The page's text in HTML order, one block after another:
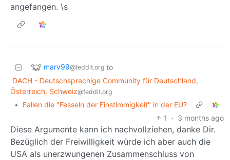
angefangen. \s
marv99@feddit.org to
DACH - Deutschsprachige Community für Deutschland,
Österreich, Schweiz@feddit.org
•
Fallen die "Fesseln der Einstimmigkeit" in der EU?
1
· 3 months ago
Diese Argumente kann ich nachvollziehen, danke Dir.
Bezüglich der Freiwilligkeit würde ich aber auch die
USA als unerzwungenen Zusammenschluss von